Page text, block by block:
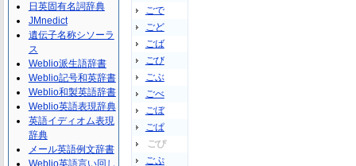
ごで
ごど
ごば
ごび
ごぶ
ごべ
ごぼ
ごぱ
ごぴ
ごぷ
日英固有名詞辞典
JMnedict
遺伝子名称シソーラ
ス
Weblio派生語辞書
Weblio記号和英辞書
Weblio和製英語辞書
Weblio英語表現辞典
英語イディオム表現
辞典
メール英語例文辞書
Weblio英語言い回し